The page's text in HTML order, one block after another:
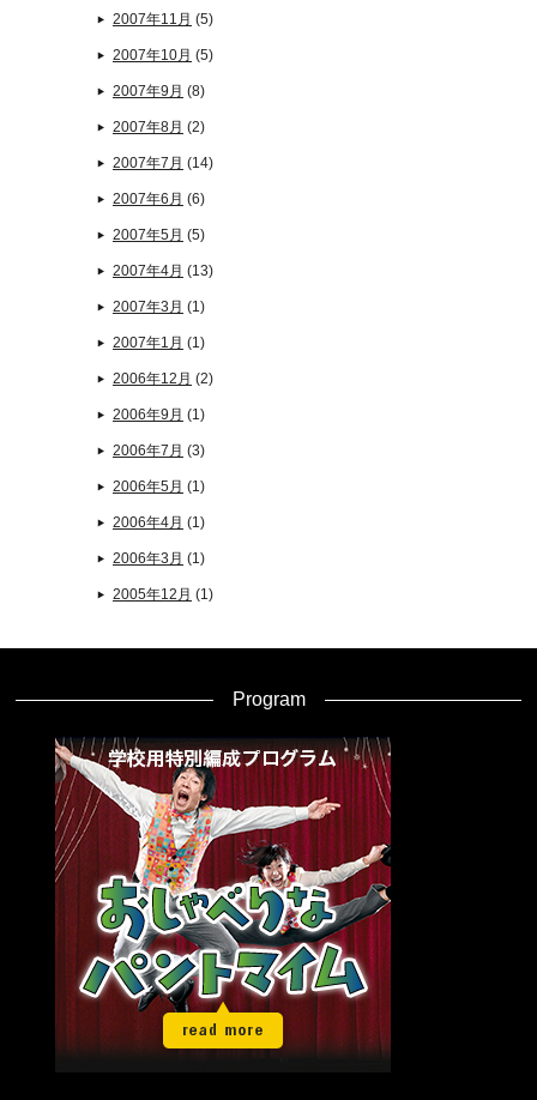
2007年11月 (5)
2007年10月 (5)
2007年9月 (8)
2007年8月 (2)
2007年7月 (14)
2007年6月 (6)
2007年5月 (5)
2007年4月 (13)
2007年3月 (1)
2007年1月 (1)
2006年12月 (2)
2006年9月 (1)
2006年7月 (3)
2006年5月 (1)
2006年4月 (1)
2006年3月 (1)
2005年12月 (1)
Program